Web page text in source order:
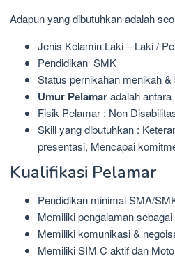
Adapun yang dibutuhkan adalah
Jenis Kelamin Laki – Laki /
Pendidikan SMK
Status pernikahan menikah
Umur Pelamaradalah
Fisik Pelamar : Non
Skill yang dibutuhkan :
presentasi, Mencapai
Kualifikasi Pelamar
Pendidikan minimal SMA/
Memiliki pengalaman
Memiliki komunikasi &
Memiliki SIM C aktif dan